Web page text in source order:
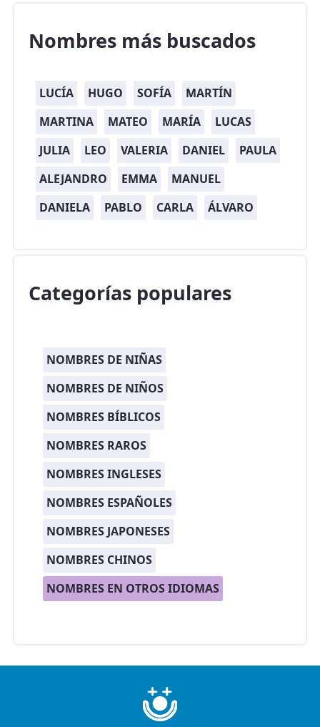
Nombres más buscados
LUCÍA HUGO SOFÍA
MARTÍN
MARTINA
MATEO MARÍA
LUCAS
JULIA
LEO VALERIA DANIEL
PAULA
ALEJANDRO
EMMA
MANUEL
DANIELA
PABLO CARLA ÁLVARO
Categorías populares
NOMBRES DE NIÑAS
NOMBRES DE NIÑOS
NOMBRES BÍBLICOS
NOMBRES RAROS
NOMBRES INGLESES
NOMBRES ESPAÑOLES
NOMBRES JAPONESES
NOMBRES CHINOS
NOMBRES EN OTROS IDIOMAS